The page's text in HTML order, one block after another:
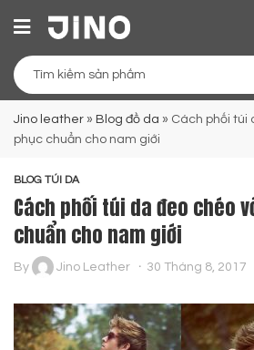
Jino leather » Blog đồ da » Cách phối túi
phục chuẩn cho nam giới
BLOG TÚI DA
Cách phối túi da đeo chéo
chuẩn cho nam giới
By Jino Leather 30 Tháng 8, 2017